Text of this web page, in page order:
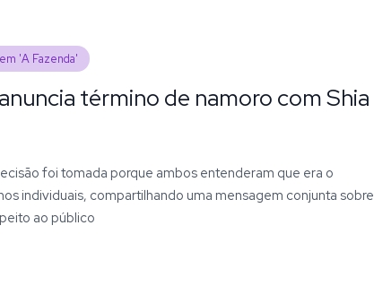
'A Fazenda'
término de namoro com Shia
foi tomada porque ambos entenderam que era o
individuais, compartilhando uma mensagem conjunta sobre
ao público